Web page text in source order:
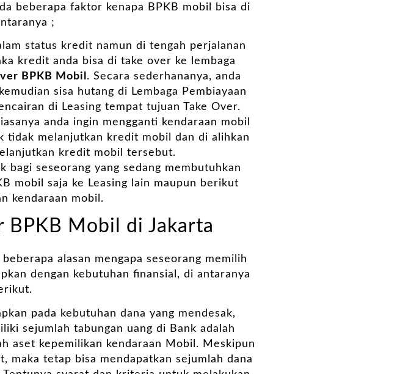
beberapa faktor kenapa BPKB mobil bisa di
;
status kredit namun di tengah perjalanan
kredit anda bisa di take over ke lembaga
BPKB Mobil . Secara sederhananya, anda
sisa hutang di Lembaga Pembiayaan
di Leasing tempat tujuan Take Over.
anda ingin mengganti kendaraan mobil
tidak melanjutkan kredit mobil dan di alihkan
kredit mobil tersebut.
seseorang yang sedang membutuhkan
mobil saja ke Leasing lain maupun berikut
kendaraan mobil.
BPKB Mobil di Jakarta
alasan mengapa seseorang memilih
dengan kebutuhan finansial, di antaranya
pada kebutuhan dana yang mendesak,
sejumlah tabungan uang di Bank adalah
aset kepemilikan kendaraan Mobil. Meskipun
maka tetap bisa mendapatkan sejumlah dana